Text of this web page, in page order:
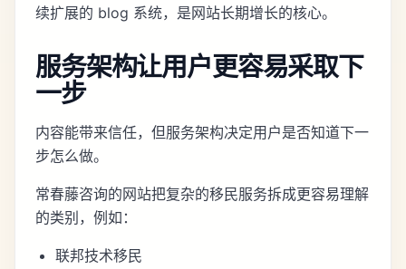
续扩展的 blog 系统，是网站长期增长的核心。
服务架构让用户更容易采取下
一步
内容能带来信任，但服务架构决定用户是否知道下一
步怎么做。
常春藤咨询的网站把复杂的移民服务拆成更容易理解
的类别，例如：
联邦技术移民